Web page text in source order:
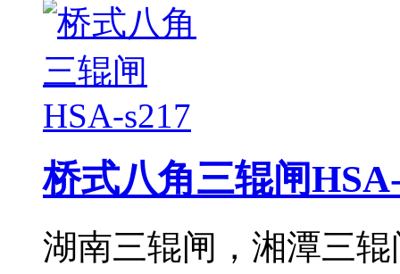
桥式八角三辊闸
湖南三辊闸，湘潭三